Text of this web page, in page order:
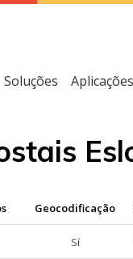
Soluções Aplicações
Geocodificação
Sí